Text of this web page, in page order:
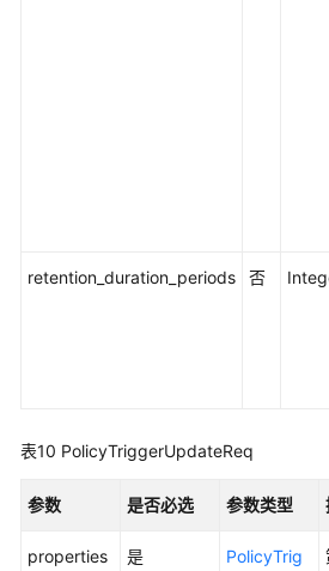
retention_duration_periods 否
表10 PolicyTriggerUpdateReq
参数 是否必选 参数类型
properties 是
PolicyTrig